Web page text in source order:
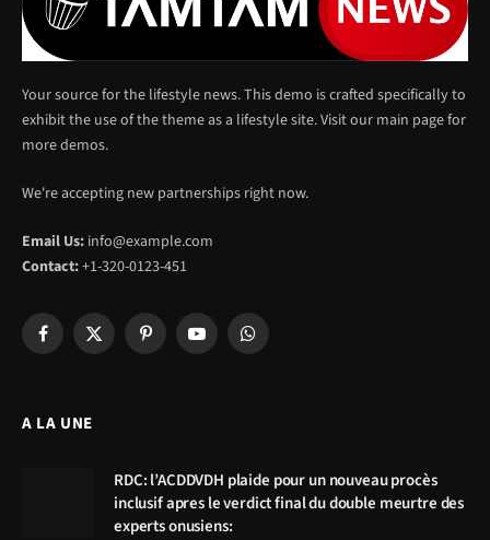
Your source for the lifestyle news. This demo is crafted specifically to
exhibit the use of the theme as a lifestyle site. Visit our main page for
more demos.
We're accepting new partnerships right now.
Email Us: info@example.com
Contact:+1-320-0123-451
Facebook
X
PinterestYouTubeWhatsApp
A LA UNE
RDC: l’ACDDVDH plaide pour un nouveau procès
inclusif apres le verdict final du double meurtre des
experts onusiens: